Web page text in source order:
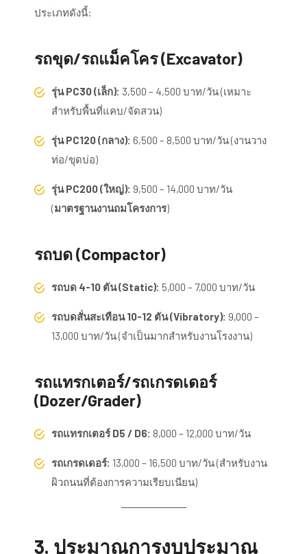
ประเภทดังนี้:
รถขุด/รถแม็คโคร (Excavator)
รุ่น PC30 (เล็ก): 3,500 – 4,500 บาท/วัน (เหมาะ
สำหรับพื้นที่แคบ/จัดสวน)
รุ่น PC120 (กลาง): 6,500 – 8,500 บาท/วัน (งานวาง
ท่อ/ขุดบ่อ)
รุ่น PC200 (ใหญ่): 9,500 – 14,000 บาท/วัน
(มาตรฐานงานถมโครงการ)
รถบด (Compactor)
รถบด 4-10 ตัน (Static): 5,000 – 7,000 บาท/วัน
รถบดสั่นสะเทือน 10-12 ตัน (Vibratory): 9,000 –
13,000 บาท/วัน (จำเป็นมากสำหรับงานโรงงาน)
รถแทรกเตอร์/รถเกรดเดอร์
(Dozer/Grader)
รถแทรกเตอร์ D5 / D6: 8,000 – 12,000 บาท/วัน
รถเกรดเดอร์: 13,000 – 16,500 บาท/วัน (สำหรับงาน
ผิวถนนที่ต้องการความเรียบเนียน)
3. ประมาณการงบประมาณ